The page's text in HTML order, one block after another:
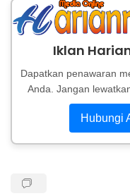
Iklan
Dapatkan penawaran
Anda. Jangan
Hubungi